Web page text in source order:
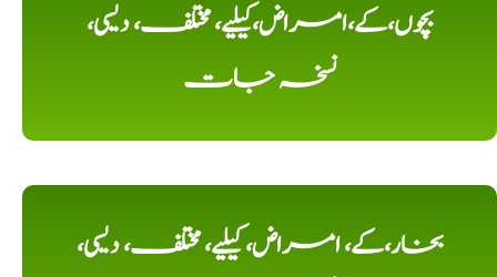
بچوں،کے،امراض،کیلیے، مختلف، دیسی،
نسخہ جات
بخار،کے، امراض، کیلیے، مختلف، دیسی،